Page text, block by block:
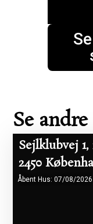
Se
Åbent Hus: 07/08/2026
Sejlklubvej 1,
2450